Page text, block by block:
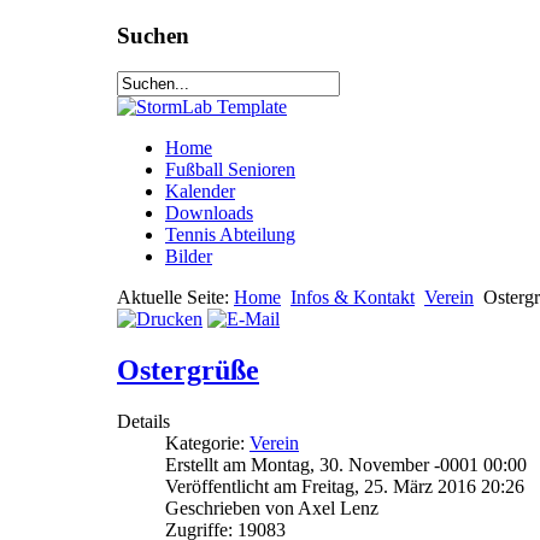
Suchen
Home
Fußball Senioren
Kalender
Downloads
Tennis Abteilung
Bilder
Aktuelle Seite: Home Infos & Kontakt Verein
Ostergrüße
Details
Kategorie: Verein
Erstellt am Montag, 30. November -0001 00:00
Veröffentlicht am Freitag, 25. März 2016 20:26
Geschrieben von Axel Lenz
Zugriffe: 19083